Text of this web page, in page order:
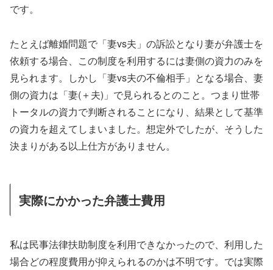
です。
たとえば離婚問題で「妻vs夫」の訴訟となり妻が弁護士を
依頼する場合、この制度を利用するには妻側の資力のみを
見られます。しかし「妻vs夫の不倫相手」となる場合、妻
側の資力は「妻(＋夫)」で見られるとのこと。つまり世帯
トータルの資力で判断されることになり、結果として基準
の資力を超えてしまいました。想定外でしたが、そうした
決まりがある以上仕方がありません。
実際にかかった弁護士費用
私は民事法律扶助制度を利用できなかったので、利用した
場合どの程度費用が抑えられるのかは不明です。では実際